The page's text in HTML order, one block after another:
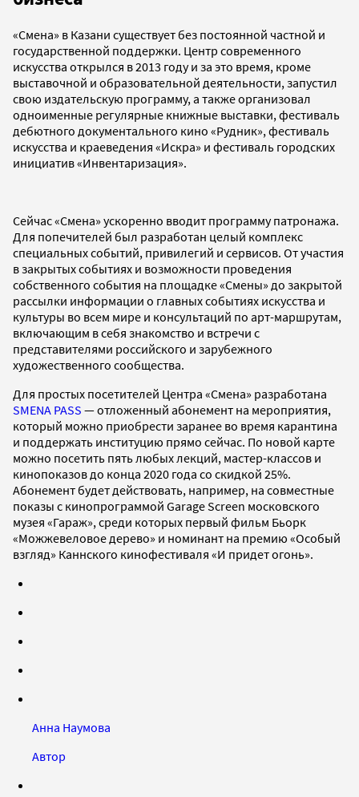
«Смена» в Казани существует без постоянной частной и
государственной поддержки. Центр современного
искусства открылся в 2013 году и за это время, кроме
выставочной и образовательной деятельности, запустил
свою издательскую программу, а также организовал
одноименные регулярные книжные выставки, фестиваль
дебютного документального кино «Рудник», фестиваль
искусства и краеведения «Искра» и фестиваль городских
инициатив «Инвентаризация».
Сейчас «Смена» ускоренно вводит программу патронажа.
Для попечителей был разработан целый комплекс
специальных событий, привилегий и сервисов. От участия
в закрытых событиях и возможности проведения
собственного события на площадке «Смены» до закрытой
рассылки информации о главных событиях искусства и
культуры во всем мире и консультаций по арт-маршрутам,
включающим в себя знакомство и встречи с
представителями российского и зарубежного
художественного сообщества.
Для простых посетителей Центра «Смена» разработана
SMENA PASS — отложенный абонемент на мероприятия,
который можно приобрести заранее во время карантина
и поддержать институцию прямо сейчас. По новой карте
можно посетить пять любых лекций, мастер-классов и
кинопоказов до конца 2020 года со скидкой 25%.
Абонемент будет действовать, например, на совместные
показы с кинопрограммой Garage Screen московского
музея «Гараж», среди которых первый фильм Бьорк
«Можжевеловое дерево» и номинант на премию «Особый
взгляд» Каннского кинофестиваля «И придет огонь».
Анна Наумова
Автор